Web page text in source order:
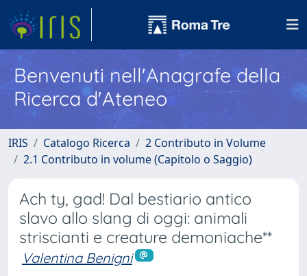
Benvenuti nell'Anagrafe della
Ricerca d'Ateneo
IRIS Catalogo Ricerca
2 Contributo in Volume
2.1 Contributo in volume (Capitolo o Saggio)
Ach ty, gad! Dal bestiario antico
slavo allo slang di oggi: animali
striscianti e creature demoniache**
Valentina Benigni